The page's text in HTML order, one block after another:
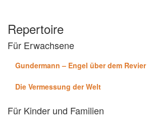
Repertoire
Für Erwachsene
Gundermann – Engel über dem Revier
Die Vermessung der Welt
Für Kinder und Familien